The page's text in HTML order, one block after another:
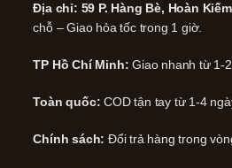
Địa chỉ: 59 P. Hàng Bè, Hoàn
chỗ – Giao hỏa tốc trong 1 giờ.
TP Hồ Chí Minh: Giao nhanh từ 1-
Toàn quốc: COD tận tay từ 1-4
Chính sách: Đổi trả hàng trong